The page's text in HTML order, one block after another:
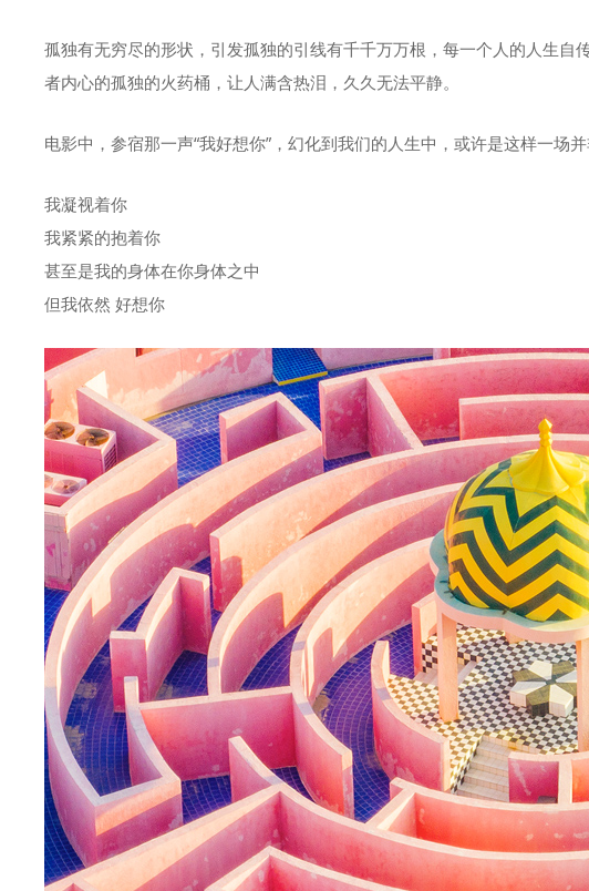
孤独有无穷尽的形状，引发孤独的引线有千千万万根，每一个人的人生
者内心的孤独的火药桶，让人满含热泪，久久无法平静。
电影中，参宿那一声“我好想你”，幻化到我们的人生中，或许是这样一场
我凝视着你
我紧紧的抱着你
甚至是我的身体在你身体之中
但我依然 好想你